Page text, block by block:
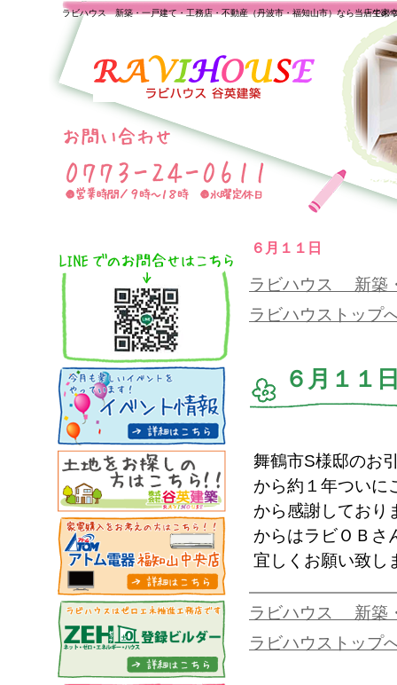
６月１１日
一生の
ラビハウス 新築・一戸建て・工務店・不動産（丹波市・福知山市）なら当店で家
ラビハウス 新築
ラビハウストップ
６月１１
舞鶴市S様邸のお
から約１年ついに
から感謝しており
からはラビＯＢさ
宜しくお願い致し
ラビハウス 新築
ラビハウストップ